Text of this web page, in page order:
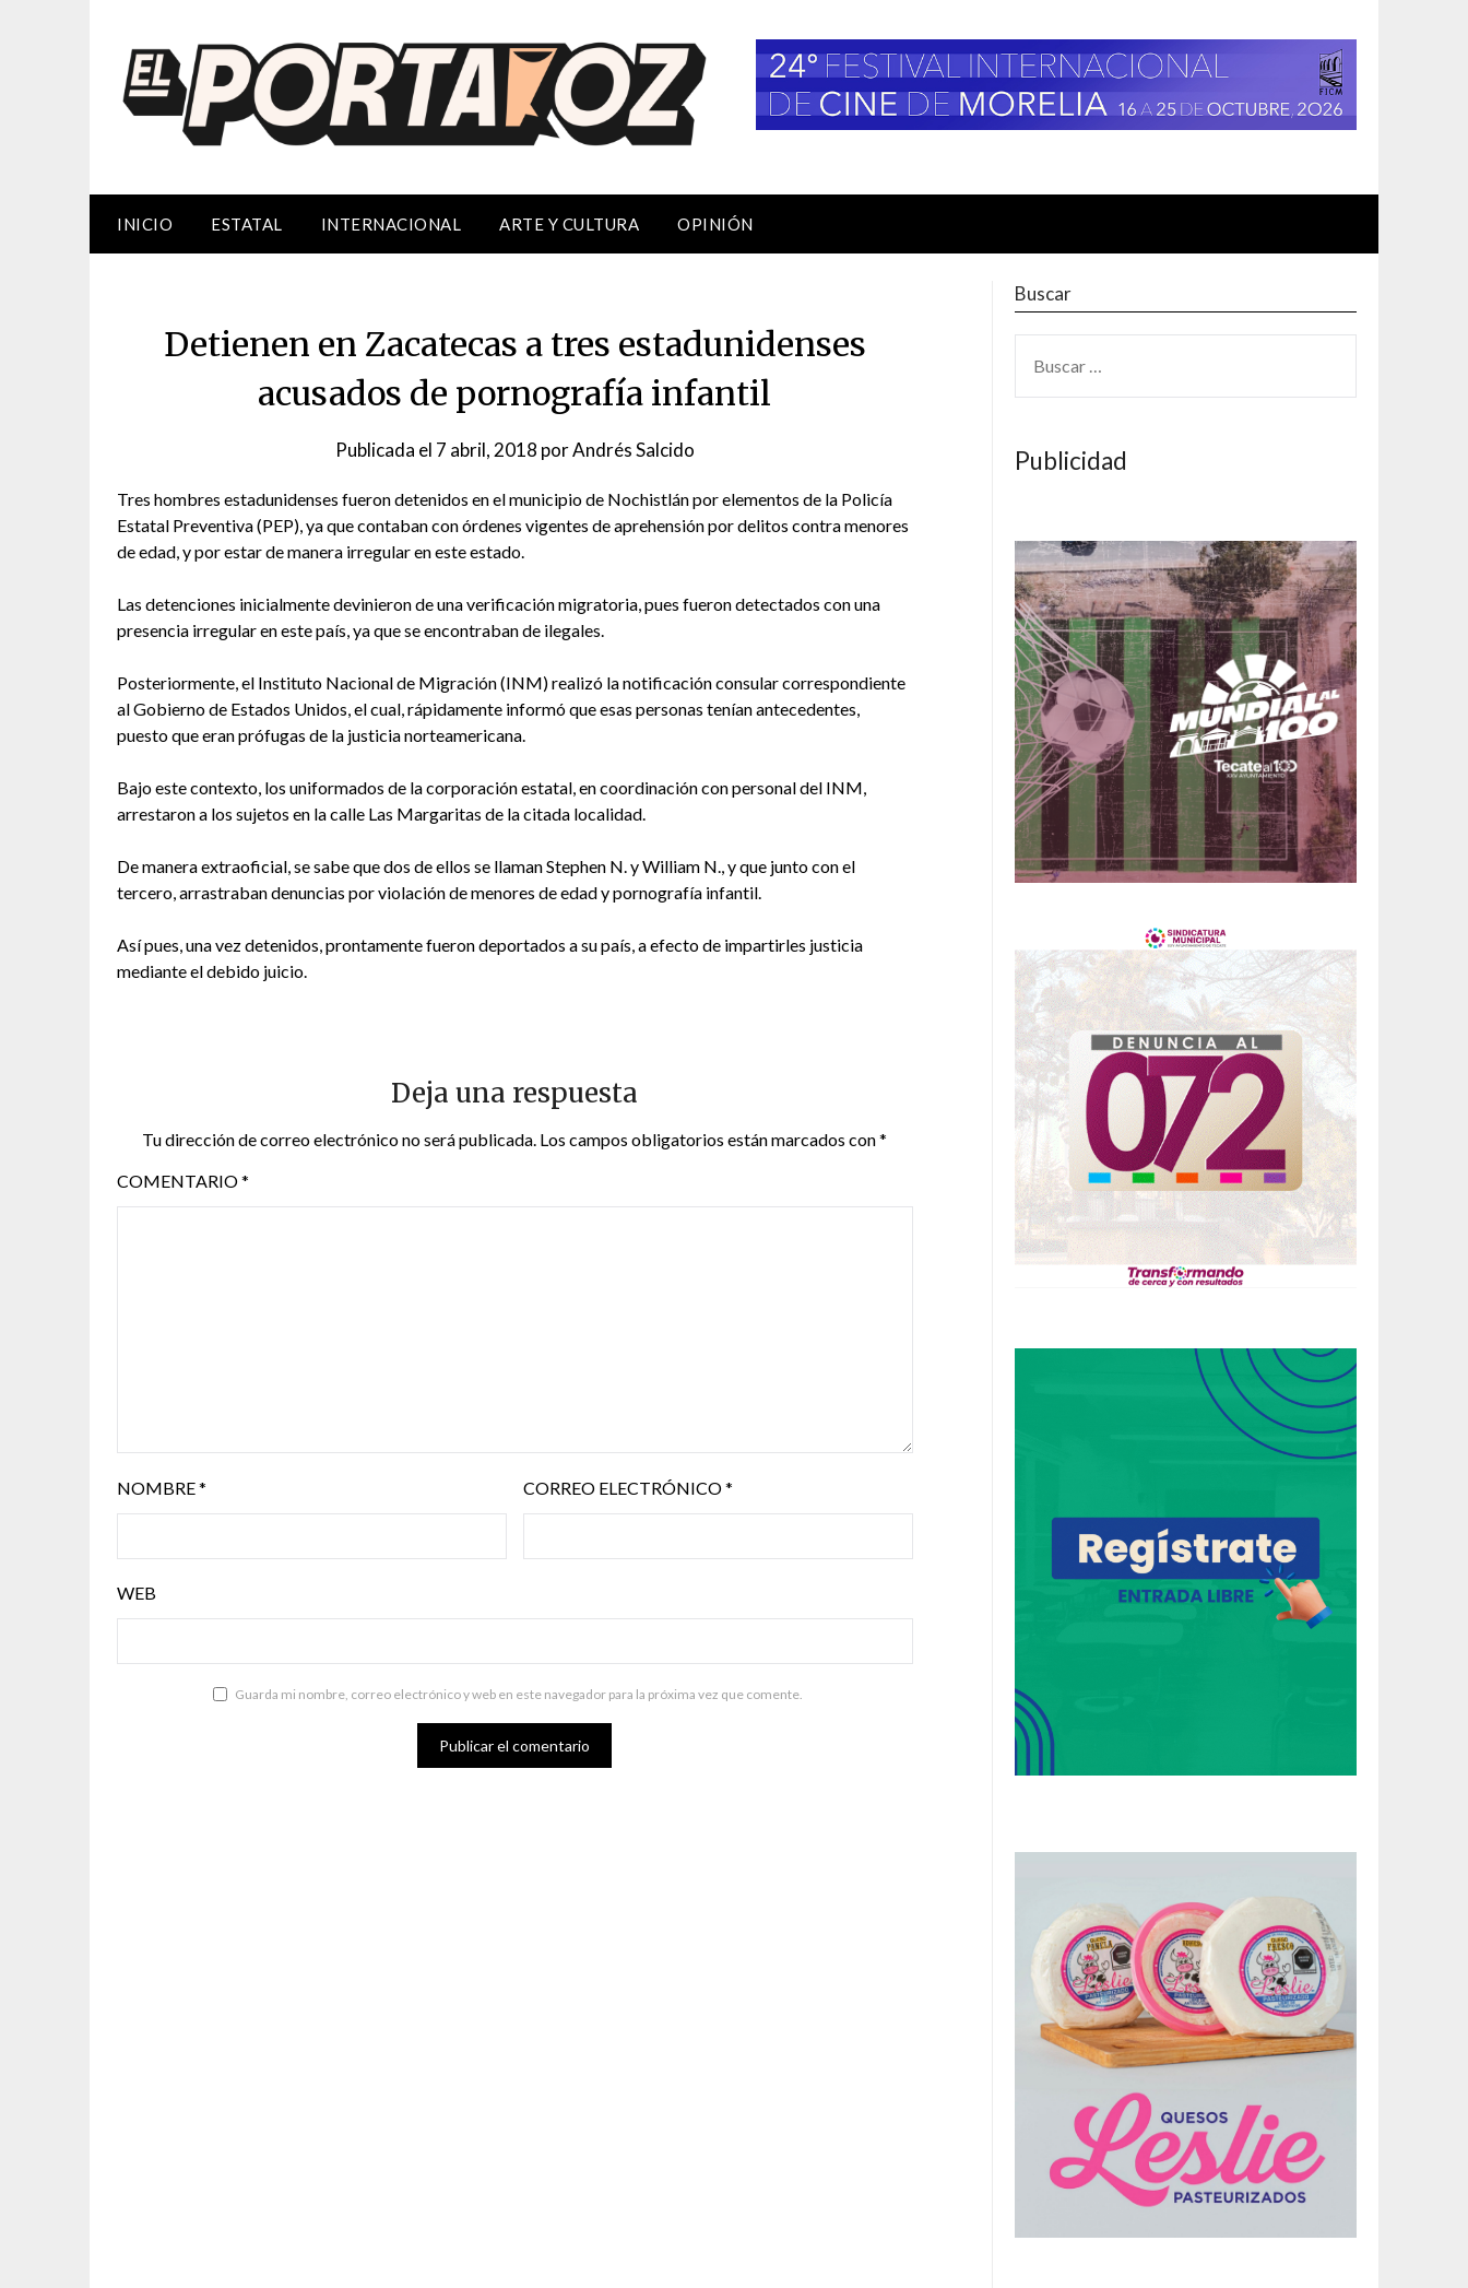
INICIO ESTATAL INTERNACIONAL ARTE Y CULTURA OPINIÓN
Detienen en Zacatecas a tres estadunidenses
acusados de pornografía infantil
Publicada el 7 abril, 2018 porAndrés Salcido
Tres hombres estadunidenses fueron detenidos en el municipio de Nochistlán por elementos de la Policía
Estatal Preventiva (PEP), ya que contaban con órdenes vigentes de aprehensión por delitos contra menores
de edad, y por estar de manera irregular en este estado.
Las detenciones inicialmente devinieron de una verificación migratoria, pues fueron detectados con una
presencia irregular en este país, ya que se encontraban de ilegales.
Posteriormente, el Instituto Nacional de Migración (INM) realizó la notificación consular correspondiente
al Gobierno de Estados Unidos, el cual, rápidamente informó que esas personas tenían antecedentes,
puesto que eran prófugas de la justicia norteamericana.
Bajo este contexto, los uniformados de la corporación estatal, en coordinación con personal del INM,
arrestaron a los sujetos en la calle Las Margaritas de la citada localidad.
De manera extraoficial, se sabe que dos de ellos se llaman Stephen N. y William N., y que junto con el
tercero, arrastraban denuncias por violación de menores de edad y pornografía infantil.
Así pues, una vez detenidos, prontamente fueron deportados a su país, a efecto de impartirles justicia
mediante el debido juicio.
Deja una respuesta
Tu dirección de correo electrónico no será publicada. Los campos obligatorios están marcados con*
COMENTARIO*
NOMBRE* CORREO ELECTRÓNICO*
WEB
Guarda mi nombre, correo electrónico y web en este navegador para la próxima vez que comente.
Buscar
Publicidad